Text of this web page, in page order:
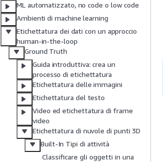
ML automatizzato, no code o low code
Ambienti di machine learning
Etichettatura dei dati con un approccio
human-in-the-loop
Ground Truth
Guida introduttiva: crea un
processo di etichettatura
Etichettatura delle immagini
Etichettatura del testo
Video ed etichettatura di frame
video
Etichettatura di nuvole di punti 3D
Built-In Tipi di attività
Classificare gli oggetti in una